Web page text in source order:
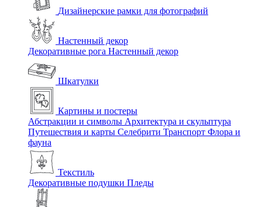
Дизайнерские рамки для фотографий
Настенный декор
Декоративные рога Настенный декор
Шкатулки
Картины и постеры
Абстракции и символы Архитектура и скульптура
Путешествия и карты Селебрити Транспорт Флора и
фауна
Текстиль
Декоративные подушки Пледы